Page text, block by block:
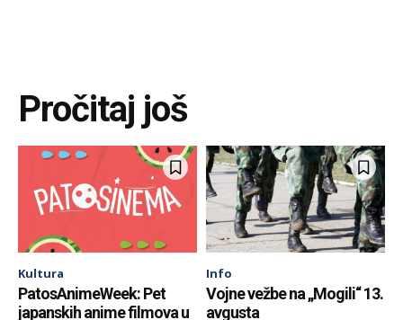
Pročitaj još
Kultura
PatosAnimeWeek: Pet
japanskih anime filmova u
Info
Vojne vežbe na „Mogili“ 13.
avgusta